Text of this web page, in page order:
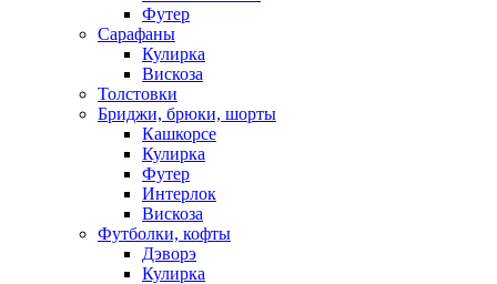
Футер
Сарафаны
Кулирка
Вискоза
Толстовки
Бриджи, брюки, шорты
Кашкорсе
Кулирка
Футер
Интерлок
Вискоза
Футболки, кофты
Дэворэ
Кулирка